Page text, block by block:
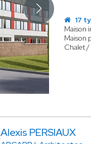
17
Maison
Maison
Chalet /
Alexis PERSIAUX